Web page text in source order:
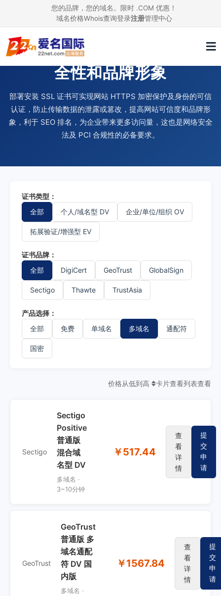
您的品牌，您的域名。限时 .COM 优惠！
域名价格Whois查询登录注册管理中心
使用 SSL 证书，提升网站安
全性和品牌形象
部署安装 SSL 证书可实现网站 HTTPS 加密保护及身份的可信
认证，防止传输数据的泄露或篡改，提高网站可信度和品牌形
象，利于 SEO 排名，为企业带来更多访问量，这也是网络安全
法及 PCI 合规性的必备要求。
证书类型：
全部
个人/域名型 DV 企业/单位/组织 OV
拓展验证/增强型 EV
证书品牌：
全部
DigiCert GeoTrust GlobalSign
Sectigo Thawte TrustAsia
产品选择：
全部
免费 单域名 多域名 通配符
国密
价格从低到高 卡片查看列表查看
Sectigo
Sectigo
Positive
普通版
混合域
名型 DV
多域名 ·
3~10分钟
￥517.44
查
看
详
情
提
交
申
请
GeoTrust
GeoTrust
普通版 多
域名通配
符 DV 国
内版
多域名 ·
￥1567.84
查
看
详
情
提
交
申
请